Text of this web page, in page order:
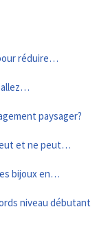
réduire…
allez…
paysager?
et ne peut…
bijoux en…
niveau débutant